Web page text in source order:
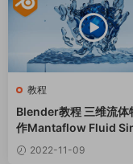
教程
Blender教程 三维流体
作Mantaflow Fluid
on Guide in Blender
2022-11-09